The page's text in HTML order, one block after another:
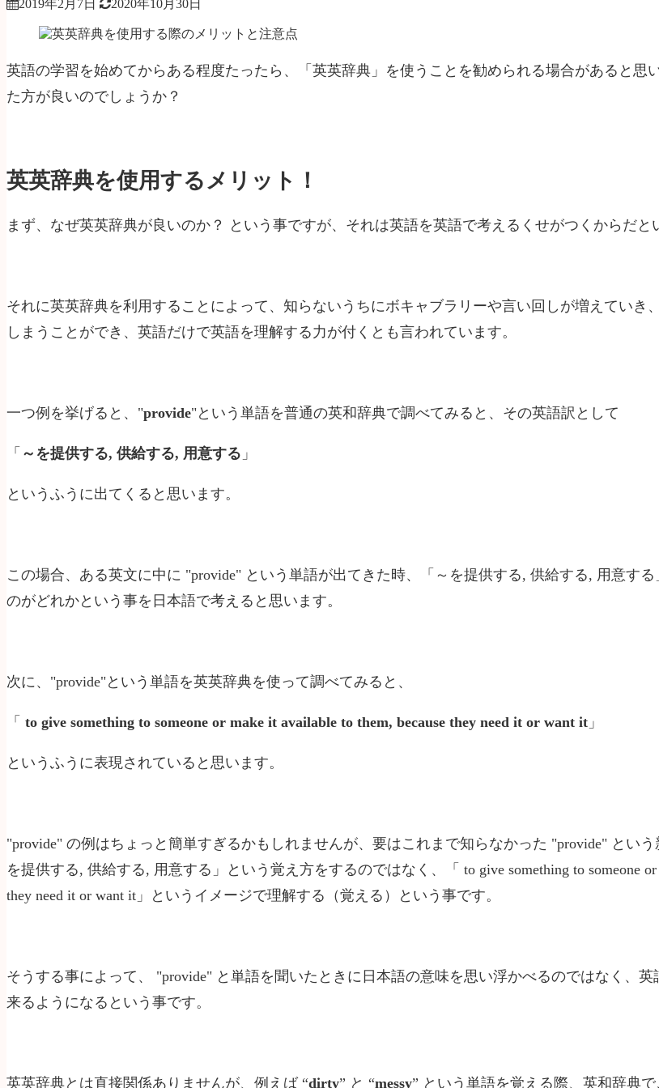
2019年2月7日 2020年10月30日
英語の学習を始めてからある程度たったら、「英英辞典」を使うことを勧められる場合があると思
た方が良いのでしょうか？
英英辞典を使用するメリット！
まず、なぜ英英辞典が良いのか？ という事ですが、それは英語を英語で考えるくせがつくからだと
それに英英辞典を利用することによって、知らないうちにボキャブラリーや言い回しが増えていき
しまうことができ、英語だけで英語を理解する力が付くとも言われています。
一つ例を挙げると、"provide"という単語を普通の英和辞典で調べてみると、その英語訳として
「 ～ を提供する, 供給する, 用意する 」
というふうに出てくると思います。
この場合、ある英文に中に "provide" という単語が出てきた時、「～ を提供する, 供給する, 用意する
のがどれかという事を日本語で考えると思います。
次に、"provide"という単語を英英辞典を使って調べてみると、
「 to give something to someone or make it available to them, because they need it or want it 」
というふうに表現されていると思います。
"provide" の例はちょっと簡単すぎるかもしれませんが、要はこれまで知らなかった "provide" とい
を提供する, 供給する, 用意する 」という覚え方をするのではなく、「 to give something to someone
they need it or want it」というイメージで理解する（覚える）という事です。
そうする事によって、 "provide" と単語を聞いたときに日本語の意味を思い浮かべるのではなく、
来るようになるという事です。
英英辞典とは直接関係ありませんが、例えば “dirty” と “messy” という単語を覚える際、英和辞典